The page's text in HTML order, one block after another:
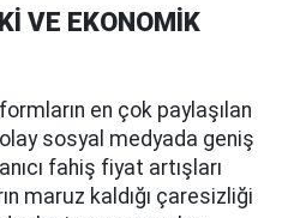
VE EKONOMİK
en çok paylaşılan
sosyal medyada geniş
fahiş fiyat artışları
maruz kaldığı çaresizliği